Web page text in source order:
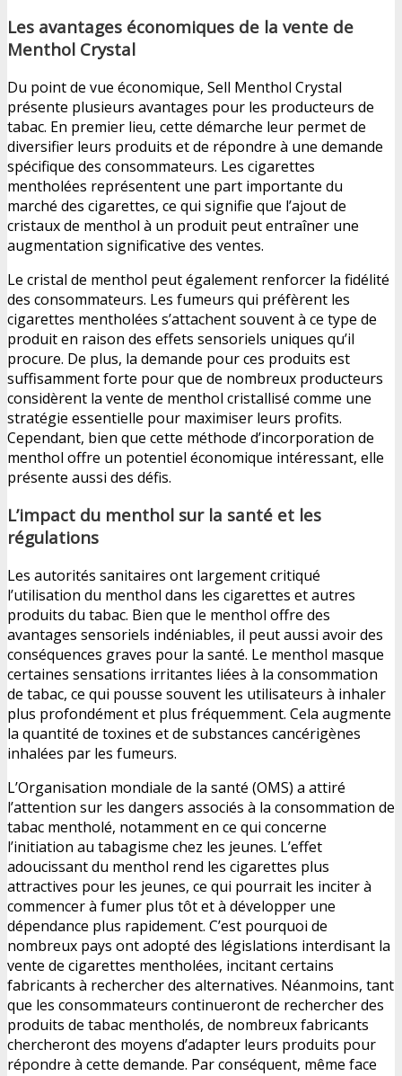
Les avantages économiques de la vente de
Menthol Crystal
Du point de vue économique, Sell Menthol Crystal
présente plusieurs avantages pour les producteurs de
tabac. En premier lieu, cette démarche leur permet de
diversifier leurs produits et de répondre à une demande
spécifique des consommateurs. Les cigarettes
mentholées représentent une part importante du
marché des cigarettes, ce qui signifie que l’ajout de
cristaux de menthol à un produit peut entraîner une
augmentation significative des ventes.
Le cristal de menthol peut également renforcer la fidélité
des consommateurs. Les fumeurs qui préfèrent les
cigarettes mentholées s’attachent souvent à ce type de
produit en raison des effets sensoriels uniques qu’il
procure. De plus, la demande pour ces produits est
suffisamment forte pour que de nombreux producteurs
considèrent la vente de menthol cristallisé comme une
stratégie essentielle pour maximiser leurs profits.
Cependant, bien que cette méthode d’incorporation de
menthol offre un potentiel économique intéressant, elle
présente aussi des défis.
L’impact du menthol sur la santé et les
régulations
Les autorités sanitaires ont largement critiqué
l’utilisation du menthol dans les cigarettes et autres
produits du tabac. Bien que le menthol offre des
avantages sensoriels indéniables, il peut aussi avoir des
conséquences graves pour la santé. Le menthol masque
certaines sensations irritantes liées à la consommation
de tabac, ce qui pousse souvent les utilisateurs à inhaler
plus profondément et plus fréquemment. Cela augmente
la quantité de toxines et de substances cancérigènes
inhalées par les fumeurs.
L’Organisation mondiale de la santé (OMS) a attiré
l’attention sur les dangers associés à la consommation de
tabac mentholé, notamment en ce qui concerne
l’initiation au tabagisme chez les jeunes. L’effet
adoucissant du menthol rend les cigarettes plus
attractives pour les jeunes, ce qui pourrait les inciter à
commencer à fumer plus tôt et à développer une
dépendance plus rapidement. C’est pourquoi de
nombreux pays ont adopté des législations interdisant la
vente de cigarettes mentholées, incitant certains
fabricants à rechercher des alternatives. Néanmoins, tant
que les consommateurs continueront de rechercher des
produits de tabac mentholés, de nombreux fabricants
chercheront des moyens d’adapter leurs produits pour
répondre à cette demande. Par conséquent, même face